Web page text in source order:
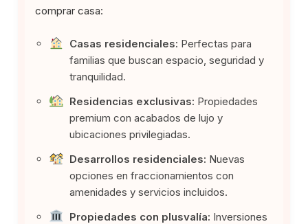
comprar casa:
Casas residenciales: Perfectas para
familias que buscan espacio, seguridad y
tranquilidad.
Residencias exclusivas: Propiedades
premium con acabados de lujo y
ubicaciones privilegiadas.
Desarrollos residenciales: Nuevas
opciones en fraccionamientos con
amenidades y servicios incluidos.
Propiedades con plusvalía: Inversiones